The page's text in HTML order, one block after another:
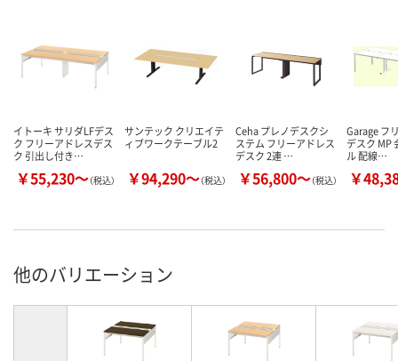
イトーキ サリダLFデス
ク フリーアドレスデス
ク 引出し付き…
￥55,230～（税込）
サンテック クリエイテ
ィブワークテーブル2
￥94,290～（税込）
Ceha プレノデスクシ
ステム フリーアドレス
デスク 2連 …
￥56,800～（税込）
Garage フ
デスク MP
ル 配線…
￥
他のバリエーション